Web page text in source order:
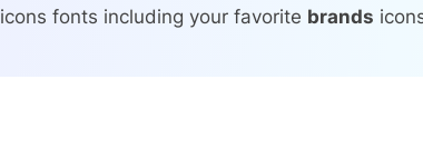
icons fonts including your favorite brands